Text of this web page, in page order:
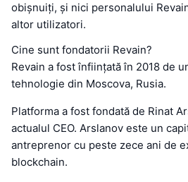
obișnuiți, și nici personalului
altor utilizatori.
Cine sunt fondatorii Revain?
Revain a fost înființată în 2018 de
tehnologie din Moscova, Rusia.
Platforma a fost fondată de Rinat
actualul CEO. Arslanov este un
antreprenor cu peste zece ani de
blockchain.